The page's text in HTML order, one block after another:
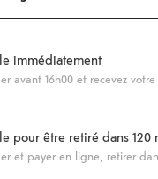
immédiatement
avant 16h00 et recevez
pour être retiré dans 120
et payer en ligne, retirer